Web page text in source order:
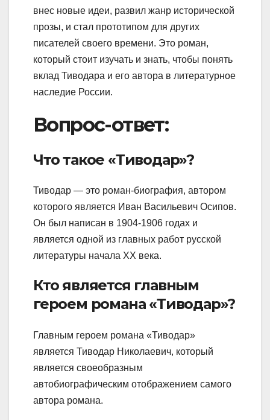
внес новые идеи, развил жанр исторической
прозы, и стал прототипом для других
писателей своего времени. Это роман,
который стоит изучать и знать, чтобы понять
вклад Тиводара и его автора в литературное
наследие России.
Вопрос-ответ:
Что такое «Тиводар»?
Тиводар — это роман-биография, автором
которого является Иван Васильевич Осипов.
Он был написан в 1904-1906 годах и
является одной из главных работ русской
литературы начала XX века.
Кто является главным
героем романа «Тиводар»?
Главным героем романа «Тиводар»
является Тиводар Николаевич, который
является своеобразным
автобиографическим отображением самого
автора романа.